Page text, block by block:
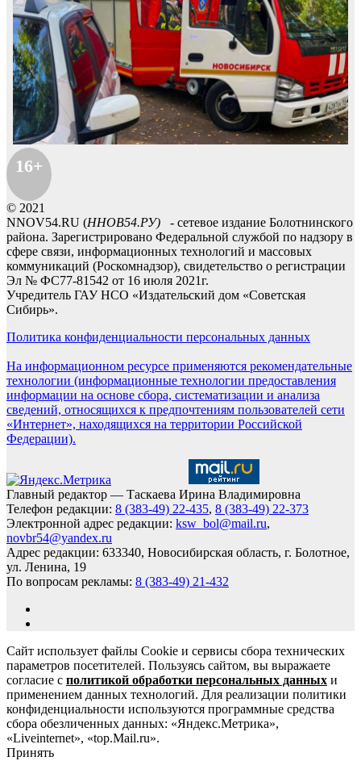
16+
© 2021
NNOV54.RU (ННОВ54.РУ) - сетевое издание Болотнинского
района. Зарегистрировано Федеральной службой по надзору в
сфере связи, информационных технологий и массовых
коммуникаций (Роскомнадзор), свидетельство о регистрации
Эл № ФС77-81542 от 16 июля 2021г.
Учредитель ГАУ НСО «Издательский дом «Советская
Сибирь».
Политика конфиденциальности персональных данных
На информационном ресурсе применяются рекомендательные
технологии (информационные технологии предоставления
информации на основе сбора, систематизации и анализа
сведений, относящихся к предпочтениям пользователей сети
«Интернет», находящихся на территории Российской
Федерации).
Главный редактор — Таскаева Ирина Владимировна
Телефон редакции: 8 (383-49) 22-435, 8 (383-49) 22-373
Электронной адрес редакции: ksw_bol@mail.ru,
novbr54@yandex.ru
Адрес редакции: 633340, Новосибирская область, г. Болотное,
ул. Ленина, 19
По вопросам рекламы: 8 (383-49) 21-432
Сайт использует файлы Cookie и сервисы сбора технических
параметров посетителей. Пользуясь сайтом, вы выражаете
согласие с политикой обработки персональных данных и
применением данных технологий. Для реализации политики
конфиденциальности используются программные средства
сбора обезличенных данных: «Яндекс.Метрика»,
«Liveinternet», «top.Mail.ru».
Принять